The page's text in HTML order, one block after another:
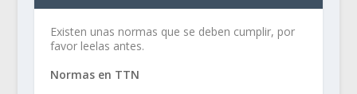
Existen unas normas que se deben cumplir, por
favor leelas antes.
Normas en TTN